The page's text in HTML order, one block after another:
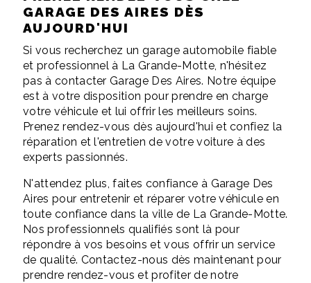
GARAGE DES AIRES DÈS
AUJOURD'HUI
Si vous recherchez un garage automobile fiable
et professionnel à La Grande-Motte, n'hésitez
pas à contacter Garage Des Aires. Notre équipe
est à votre disposition pour prendre en charge
votre véhicule et lui offrir les meilleurs soins.
Prenez rendez-vous dès aujourd'hui et confiez la
réparation et l'entretien de votre voiture à des
experts passionnés.
N'attendez plus, faites confiance à Garage Des
Aires pour entretenir et réparer votre véhicule en
toute confiance dans la ville de La Grande-Motte.
Nos professionnels qualifiés sont là pour
répondre à vos besoins et vous offrir un service
de qualité. Contactez-nous dès maintenant pour
prendre rendez-vous et profiter de notre